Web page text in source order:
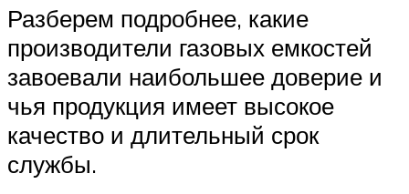
Разберем подробнее, какие
производители газовых емкостей
завоевали наибольшее доверие и
чья продукция имеет высокое
качество и длительный срок
службы.